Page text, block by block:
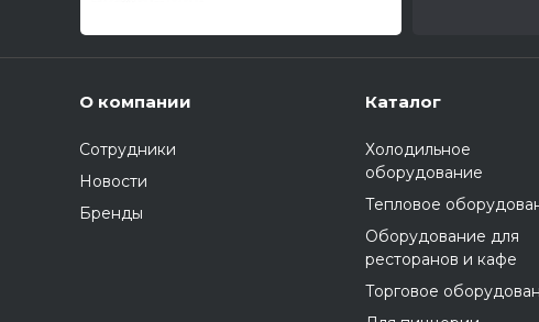
О компании
Сотрудники
Новости
Бренды
Каталог
Холодильное
оборудование
Тепловое
Оборудование для
ресторанов и кафе
Торговое